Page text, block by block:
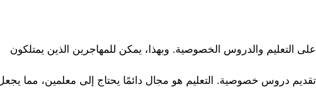
التعليم والدروس الخصوصية. وبهذا، يمكن للمهاجرين الذين يمتلكون
تقديم دروس خصوصية. التعليم هو مجال دائمًا يحتاج إلى معلمين، مما